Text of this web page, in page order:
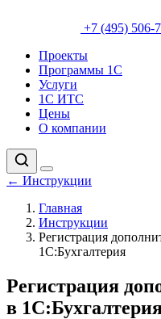
+7 (495) 506-
Проекты
Программы 1С
Услуги
1С ИТС
Цены
О компании
← Инструкции
Главная
Инструкции
Регистрация
1С:Бухгалтерия
Регистрация
в